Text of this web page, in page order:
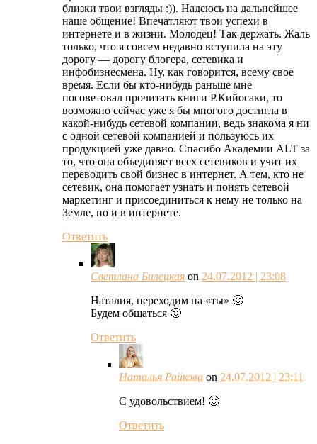
близки твои взгляды :)). Надеюсь на дальнейшее
наше общение! Впечатляют твои успехи в
интернете и в жизни. Молодец! Так держать. Жаль
только, что я совсем недавно вступила на эту
дорогу — дорогу блогера, сетевика и
инфобизнесмена. Ну, как говорится, всему свое
время. Если бы кто-нибудь раньше мне
посоветовал прочитать книги Р.Кийосаки, то
возможно сейчас уже я бы многого достигла в
какой-нибудь сетевой компании, ведь знакома я ни
с одной сетевой компанией и пользуюсь их
продукцией уже давно. Спасибо Академии ALT за
то, что она объединяет всех сетевиков и учит их
переводить свой бизнес в интернет. А тем, кто не
сетевик, она помогает узнать и понять сетевой
маркетинг и присоединиться к нему не только на
Земле, но и в интернете.
Ответить
Светлана Билецкая on 24.07.2012 | 23:08
Наталия, переходим на «ты» 🙂
Будем общаться 🙂
Ответить
Наталья Райкова on 24.07.2012 | 23:11
С удовольствием! 🙂
Ответить